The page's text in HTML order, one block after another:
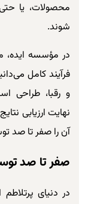
محصولات، یا
شوند.
در مؤسسه ایده،
فرآیند کامل
و رقبا، طراحی
نهایت ارزیابی
آن را صفر تا صد
صفر تا صد
در دنیای